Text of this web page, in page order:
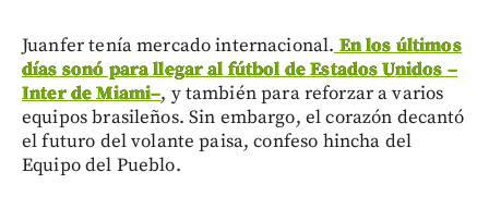
Juanfer tenía mercado internacional.En los últimos
días sonó para llegar al fútbol de Estados Unidos–
Inter de Miami–, y también para reforzar a varios
equipos brasileños. Sin embargo, el corazón decantó
el futuro del volante paisa, confeso hincha del
Equipo del Pueblo.